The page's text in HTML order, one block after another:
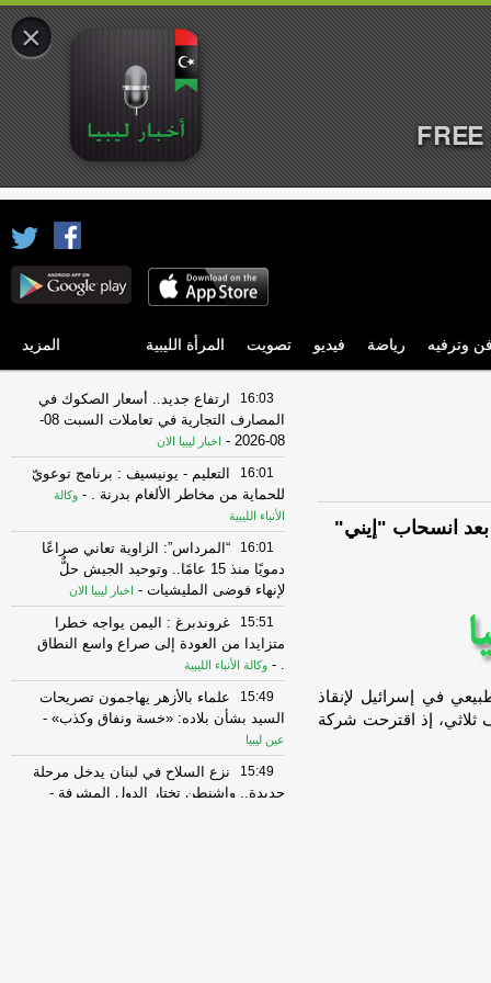
وترفيه رياضة فيديو تصويت المرأة الليبية المزيد
بعد انسحاب "إيني"
في إسرائيل لإنقاذ
ثلاثي، إذ اقترحت شركة
16:03
ارتفاع جديد.. أسعار الصكوك في
المصارف التجارية في تعاملات السبت 08-
08-2026
- اخبار ليبيا الان
16:01
التعليم - يونيسيف : برنامج توعويّ
للحماية من مخاطر الألغام بدرنة . - وكالة
الأنباء الليبية
16:01
“المرداس”: الزاوية تعاني صراعًا
دمويًا منذ 15 عامًا.. وتوحيد الجيش حلٌّ
لإنهاء فوضى المليشيات - اخبار ليبيا الان
15:51
غروندبرغ : اليمن يواجه خطرا
متزايدا من العودة إلى صراع واسع النطاق
.
- وكالة الأنباء الليبية
15:49
علماء بالأزهر يهاجمون تصريحات
السيد بشأن بلاده: «خسة ونفاق وكذب» -
عين ليبيا
15:49
نزع السلاح في لبنان يدخل مرحلة
جديدة.. واشنطن تختار الدول المشرفة -
×